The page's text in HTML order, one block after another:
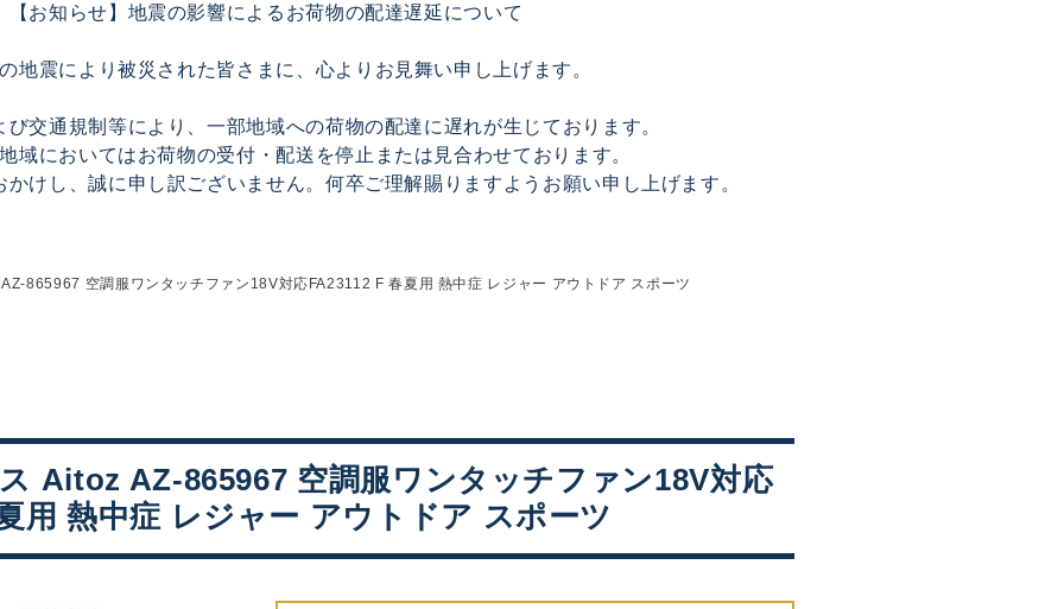
【お知らせ】地震の影響によるお荷物の配達遅延について
地震により被災された皆さまに、心よりお見舞い申し上げます。
び交通規制等により、一部地域への荷物の配達に遅れが生じております。
域においてはお荷物の受付・配送を停止または見合わせております。
けし、誠に申し訳ございません。何卒ご理解賜りますようお願い申し上げます。
865967 空調服ワンタッチファン18V対応FA23112 F 春夏用 熱中症 レジャー アウトドア スポーツ
Aitoz AZ-865967 空調服ワンタッチファン18V対応
用 熱中症 レジャー アウトドア スポーツ